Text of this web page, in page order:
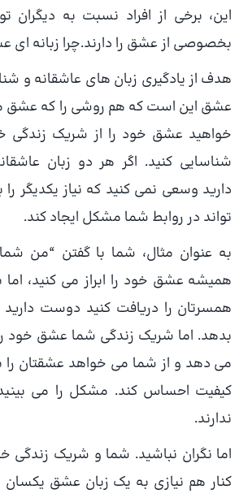
این، برخی از افراد نسبت به دیگران
بخصوصی از عشق را دارند.چرا زبانه ای
هدف از یادگیری زبان های عاشقانه و
عشق این است که هم روشی را که عشق
خواهید عشق خود را از شریک زندگی
شناسایی کنید. اگر هر دو زبان
دارید وسعی نمی کنید که نیاز یکدیگر
تواند در روابط شما مشکل ایجاد کند.
به عنوان مثال، شما با گفتن “من
همیشه عشق خود را ابراز می کنید،
همسرتان را دریافت کنید دوست
بدهد. اما شریک زندگی شما عشق خود
می دهد و از شما می خواهد عشقتان را
کیفیت احساس کند. مشکل را می
ندارند.
اما نگران نباشید. شما و شریک زندگی
کنار هم نیازی به یک زبان عشق یکسان